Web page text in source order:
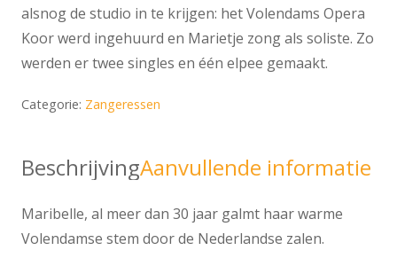
alsnog de studio in te krijgen: het Volendams Opera
Koor werd ingehuurd en Marietje zong als soliste. Zo
werden er twee singles en één elpee gemaakt.
Categorie: Zangeressen
BeschrijvingAanvullende informatie
Maribelle, al meer dan 30 jaar galmt haar warme
Volendamse stem door de Nederlandse zalen.